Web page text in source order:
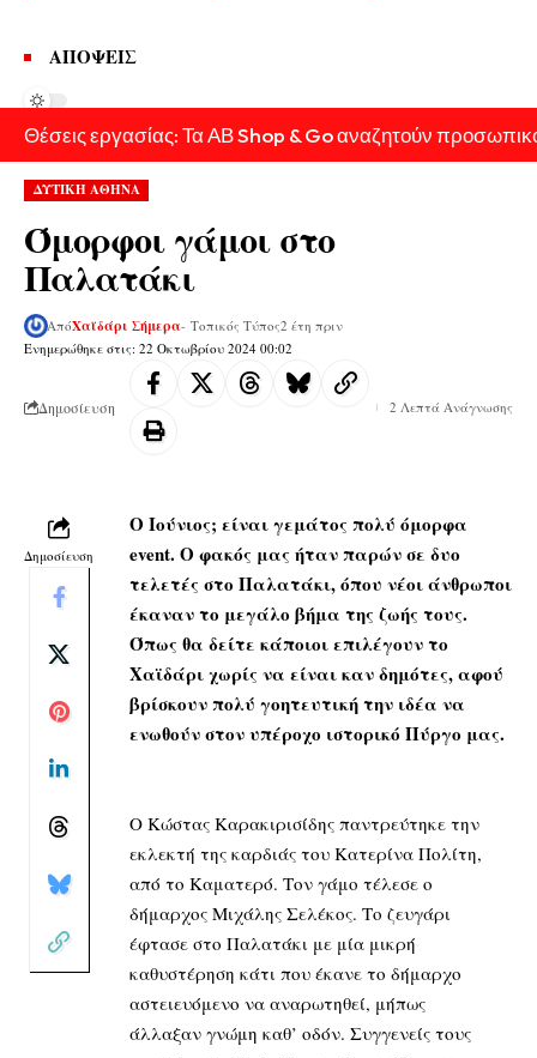
ΑΠΟΨΕΙΣ
Θέσεις εργασίας: Τα ΑΒ Shop & Go αναζητούν
ΔΥΤΙΚΗ ΑΘΗΝΑ
Όμορφοι γάμοι στο
Παλατάκι
Ενημερώθηκε στις: 22 Οκτωβρίου 2024 00:02
ΑπόΧαϊδάρι Σήμερα- Τοπικός Τύπος2 έτη πριν
Δημοσίευση 2 Λεπτά Ανάγνωσης
Δημοσίευση
Ο Ιούνιος; είναι γεμάτος πολύ όμορφα
event. Ο φακός μας ήταν παρών σε δυο
τελετές στο Παλατάκι, όπου νέοι άνθρωποι
έκαναν το μεγάλο βήμα της ζωής τους.
Όπως θα δείτε κάποιοι επιλέγουν το
Χαϊδάρι χωρίς να είναι καν δημότες, αφού
βρίσκουν πολύ γοητευτική την ιδέα να
ενωθούν στον υπέροχο ιστορικό Πύργο μας.
Ο Κώστας Καρακιρισίδης παντρεύτηκε την
εκλεκτή της καρδιάς του Κατερίνα Πολίτη,
από το Καματερό. Τον γάμο τέλεσε ο
δήμαρχος Μιχάλης Σελέκος. Το ζευγάρι
έφτασε στο Παλατάκι με μία μικρή
καθυστέρηση κάτι που έκανε το δήμαρχο
αστειευόμενο να αναρωτηθεί, μήπως
άλλαξαν γνώμη καθ’ οδόν. Συγγενείς τους